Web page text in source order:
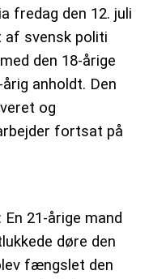
fredag den 12. juli
af svensk politi
den 18-årige
anholdt. Den
og
fortsat på
21-årige mand
døre den
fængslet den